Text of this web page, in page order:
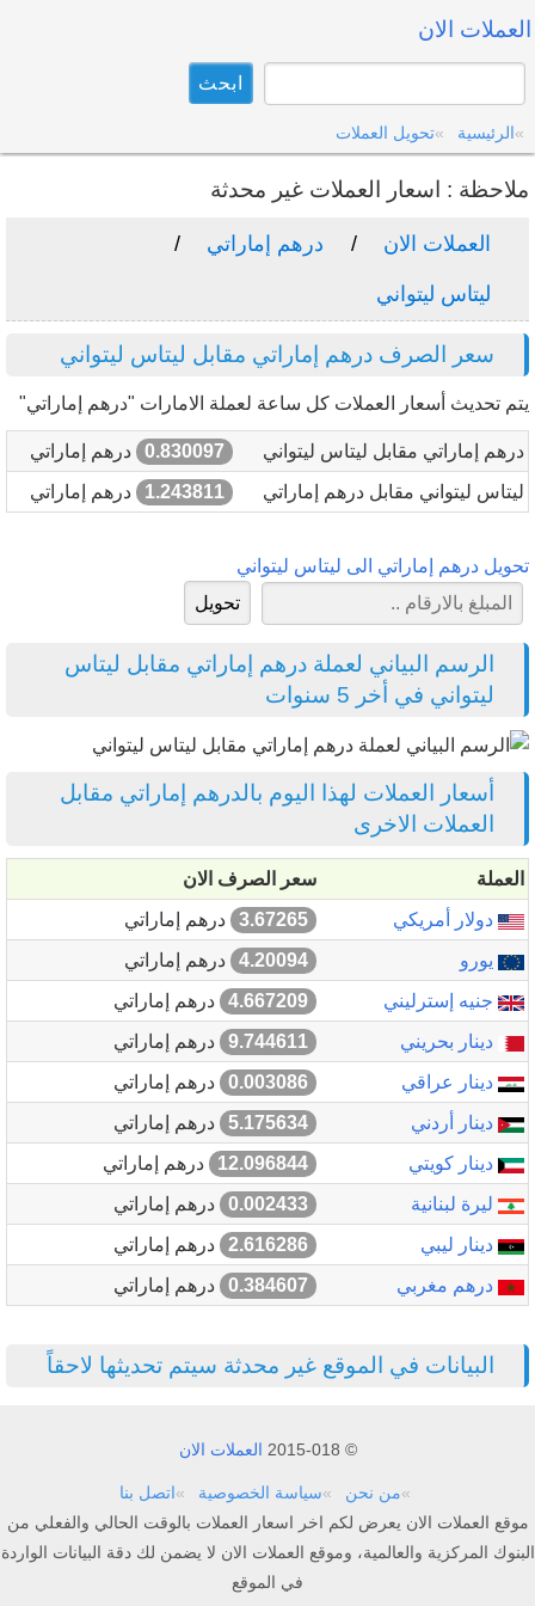
العملات الان
الرئيسية تحويل العملات
ملاحظة : اسعار العملات غير محدثة
العملات الان درهم إماراتي
ليتاس ليتواني
سعر الصرف درهم إماراتي مقابل ليتاس ليتواني
يتم تحديث أسعار العملات كل ساعة لعملة الامارات "درهم إماراتي"
درهم إماراتي مقابل ليتاس ليتواني 0.830097
درهم إماراتي
ليتاس ليتواني مقابل درهم إماراتي
1.243811 درهم إماراتي
تحويل درهم إماراتي الى ليتاس ليتواني
الرسم البياني لعملة درهم إماراتي مقابل ليتاس
ليتواني في أخر 5 سنوات
أسعار العملات لهذا اليوم بالدرهم إماراتي مقابل
العملات الاخرى
العملة
سعر الصرف الان
دولار أمريكي
3.67265
درهم إماراتي
يورو
4.20094
درهم إماراتي
جنيه إسترليني
4.667209
درهم إماراتي
دينار بحريني
9.744611
درهم إماراتي
دينار عراقي
0.003086
درهم إماراتي
دينار أردني
5.175634
درهم إماراتي
دينار كويتي
12.096844
درهم إماراتي
ليرة لبنانية
0.002433
درهم إماراتي
دينار ليبي
2.616286
درهم إماراتي
درهم مغربي
0.384607 درهم إماراتي
البيانات في الموقع غير محدثة سيتم تحديثها لاحقاً
© 2015-018 العملات الان
من نحن سياسة الخصوصية
اتصل بنا
موقع العملات الان يعرض لكم اخر اسعار العملات بالوقت الحالي والفعلي من
البنوك المركزية والعالمية، وموقع العملات الان لا يضمن لك دقة البيانات الواردة
في الموقع